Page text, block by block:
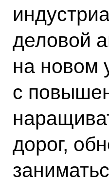
деловой
на новом
с
дорог,